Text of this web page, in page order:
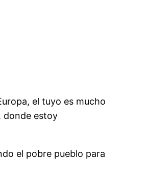
el tuyo es mucho
donde estoy
el pobre pueblo para